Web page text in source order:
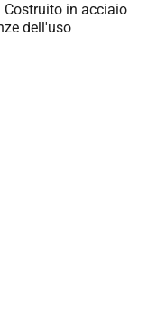
in acciaio
dell'uso